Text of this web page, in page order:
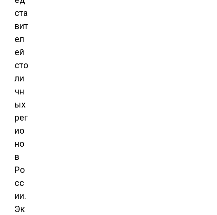
ста
вит
ел
ей
сто
ли
чн
ых
рег
ио
но
в
Ро
сс
ии.
Эк